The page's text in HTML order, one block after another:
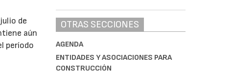
de
aún
período
OTRAS SECCIONES
AGENDA
ENTIDADES Y ASOCIACIONES PARA
CONSTRUCCIÓN